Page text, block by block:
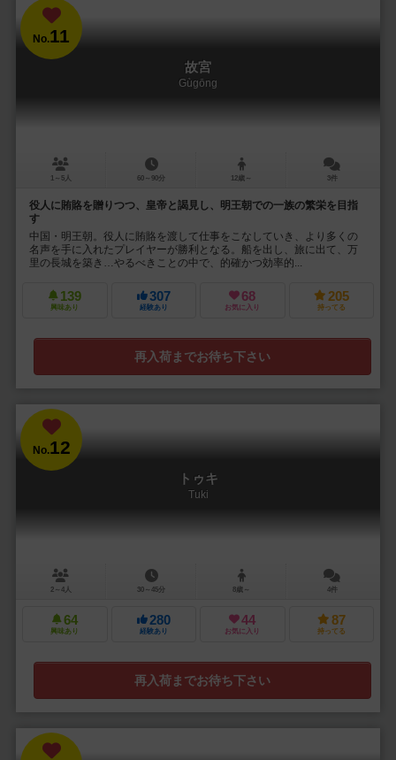
No.11
故宮
Gùgōng
1～5人 60～90分 12歳～ 3件
役人に賄賂を贈りつつ、皇帝と謁見し、明王朝での一族の繁栄を目指
す
中国・明王朝。役人に賄賂を渡して仕事をこなしていき、より多くの
名声を手に入れたプレイヤーが勝利となる。船を出し、旅に出て、万
里の長城を築き…やるべきことの中で、的確かつ効率的...
139
興味あり
307
経験あり
68
お気に入り
205
持ってる
再入荷までお待ち下さい
No.12
トゥキ
Tuki
2～4人 30～45分 8歳～ 4件
64
興味あり
280
経験あり
44
お気に入り
87
持ってる
再入荷までお待ち下さい